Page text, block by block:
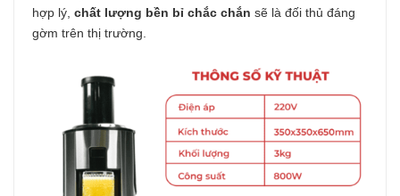
hợp lý, chất lượng bền bỉ chắc chắn sẽ là đối thủ đáng
gờm trên thị trường.